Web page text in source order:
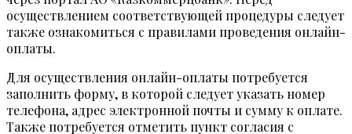
осуществлением соответствующей процедуры следует
также ознакомиться с правилами проведения онлайн-
оплаты.
Для осуществления онлайн-оплаты потребуется
заполнить форму, в которой следует указать номер
телефона, адрес электронной почты и сумму к оплате.
Также потребуется отметить пункт согласия с